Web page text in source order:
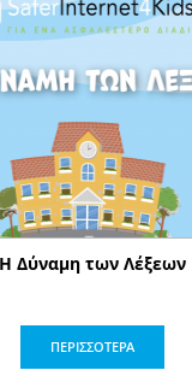
Η Δύναμη των Λέξεων
ΠΕΡΙΣΣΟΤΕΡΑ